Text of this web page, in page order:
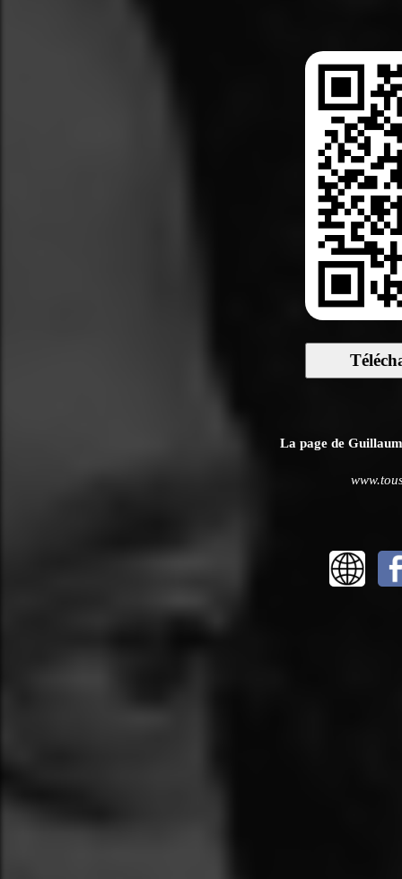
La page de